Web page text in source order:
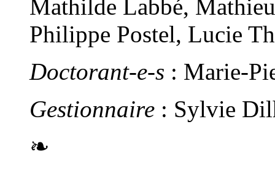
Mathilde Labbé,
Philippe Postel, Lucie
Doctorant-e-s : Marie-
Gestionnaire : Sylvie
❧